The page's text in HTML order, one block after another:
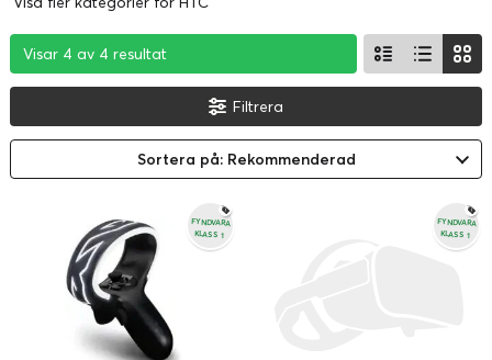
Visar 4 av 4 resultat
Visar 4 av 4 resultat
Visar 4 av 4 resultat
Filtrera
Sortera på: Rekommenderad
FYNDVARA
KLASS 1
FYNDVARA
KLASS 1